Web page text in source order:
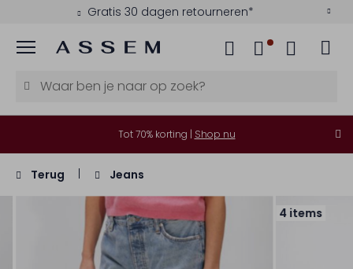
Gratis 30 dagen retourneren*
Menu
Tot 70% korting | Shop nu
Terug Jeans
4 items